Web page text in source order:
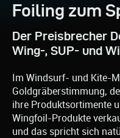
Foiling zum
Der Preisbrecher
Wing-, SUP- und
Im Windsurf- und Kite-
Goldgräberstimmung,
ihre Produktsortimente
Wingfoil-Produkte
und das spricht sich